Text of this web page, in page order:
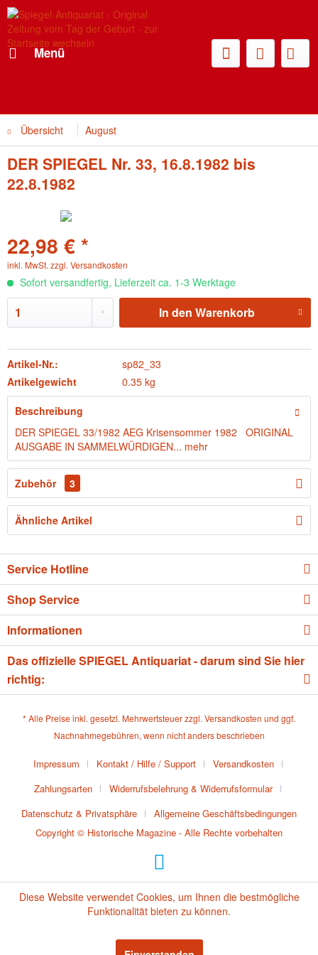
Menü
Übersicht August
DER SPIEGEL Nr. 33, 16.8.1982 bis
22.8.1982
22,98 € *
inkl. MwSt. zzgl. Versandkosten
Sofort versandfertig, Lieferzeit ca. 1-3 Werktage
In den Warenkorb
Artikel-Nr.:
sp82_33
Artikelgewicht
0.35 kg
Beschreibung
DER SPIEGEL 33/1982 AEG Krisensommer 1982 ORIGINAL
AUSGABE IN SAMMELWÜRDIGEN... mehr
Zubehör 3
Ähnliche Artikel
Service Hotline
Shop Service
Informationen
Das offizielle SPIEGEL Antiquariat - darum sind Sie hier
richtig:
* Alle Preise inkl. gesetzl. Mehrwertsteuer zzgl. Versandkosten und ggf.
Nachnahmegebühren, wenn nicht anders beschrieben
Impressum Kontakt / Hilfe / Support
Versandkosten
Zahlungsarten
Widerrufsbelehrung & Widerrufsformular
Datenschutz & Privatsphäre
Allgemeine Geschäftsbedingungen
Copyright © Historische Magazine - Alle Rechte vorbehalten
Diese Website verwendet Cookies, um Ihnen die bestmögliche
Funktionalität bieten zu können.